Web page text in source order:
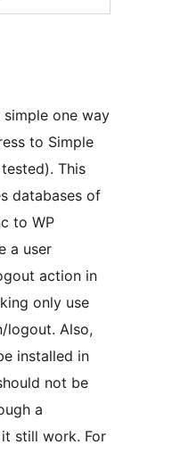
simple one way
to Simple
This
databases of
to WP
a user
action in
only use
logout. Also,
installed in
not be
a
still work. For